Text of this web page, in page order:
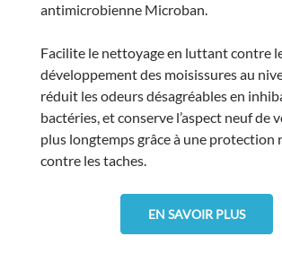
antimicrobienne Microban.
Facilite le nettoyage en luttant contre
développement des moisissures au
réduit les odeurs désagréables en
bactéries, et conserve l’aspect neuf de
plus longtemps grâce à une protection
contre les taches.
EN SAVOIR PLUS